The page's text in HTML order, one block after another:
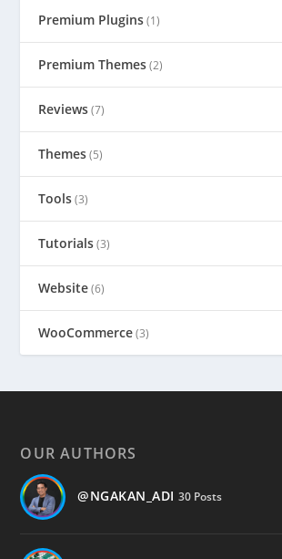
Premium Plugins(1)
Premium Themes(2)
Reviews(7)
Themes(5)
Tools(3)
Tutorials(3)
Website(6)
WooCommerce(3)
OUR AUTHORS
@NGAKAN_ADI 30 Posts